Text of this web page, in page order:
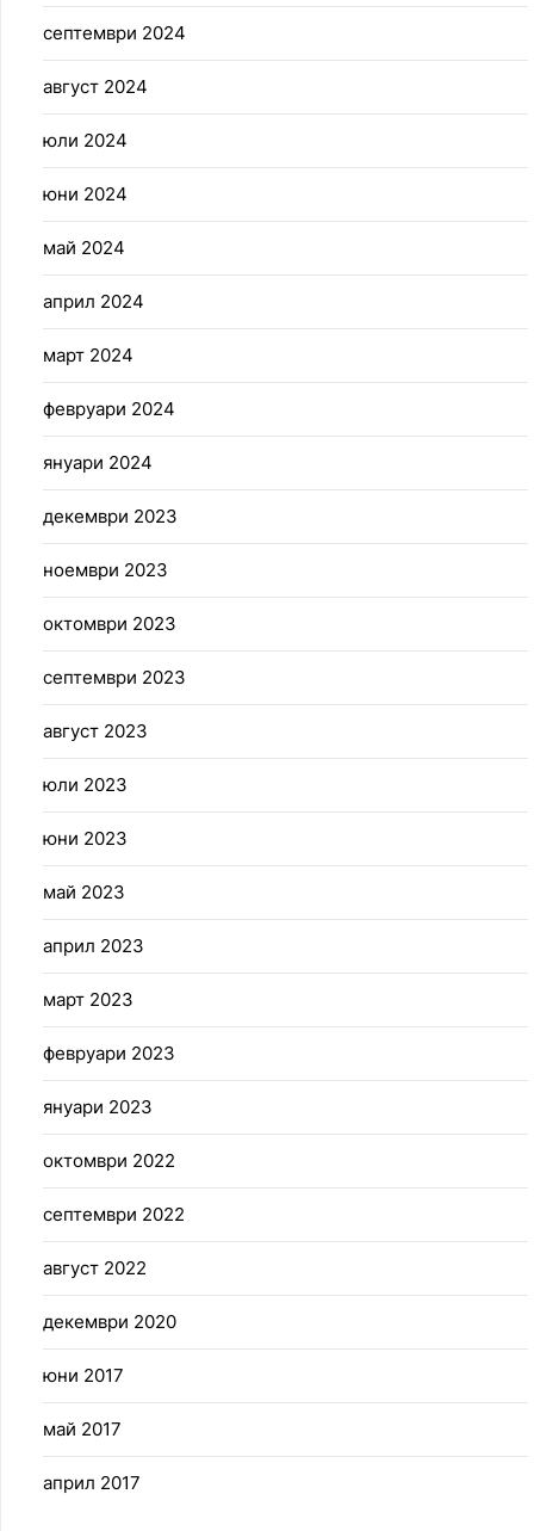
септември 2024
август 2024
юли 2024
юни 2024
май 2024
април 2024
март 2024
февруари 2024
януари 2024
декември 2023
ноември 2023
октомври 2023
септември 2023
август 2023
юли 2023
юни 2023
май 2023
април 2023
март 2023
февруари 2023
януари 2023
октомври 2022
септември 2022
август 2022
декември 2020
юни 2017
май 2017
април 2017